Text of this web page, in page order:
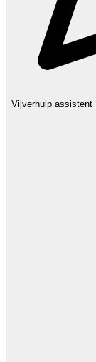
Vijverhulp assistent